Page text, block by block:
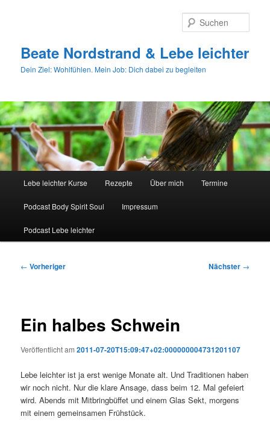
Beate Nordstrand & Lebe leichter
Dein Ziel: Wohlfühlen. Mein Job: Dich dabei zu begleiten
Lebe leichter Kurse Rezepte Über mich Termine
Podcast Body Spirit Soul Impressum
Podcast Lebe leichter
Beitragsnavigation
← Vorheriger Nächster →
Ein halbes Schwein
Veröffentlicht am2011-07-20T15:09:47+02:000000004731201107
Lebe leichter ist ja erst wenige Monate alt. Und Traditionen haben
wir noch nicht. Nur die klare Ansage, dass beim 12. Mal gefeiert
wird. Abends mit Mitbringbüffet und einem Glas Sekt, morgens
mit einem gemeinsamen Frühstück.